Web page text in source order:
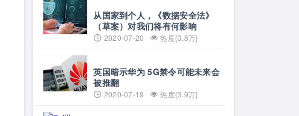
从国家到个人，《数据安全法》
（草案）对我们将有何影响
2020-07-20 热度{3.8万}
英国暗示华为 5G禁令可能未来会
被推翻
2020-07-19 热度{3.9万}